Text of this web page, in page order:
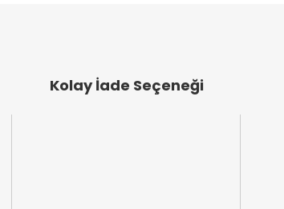
Kolay İade Seçeneği